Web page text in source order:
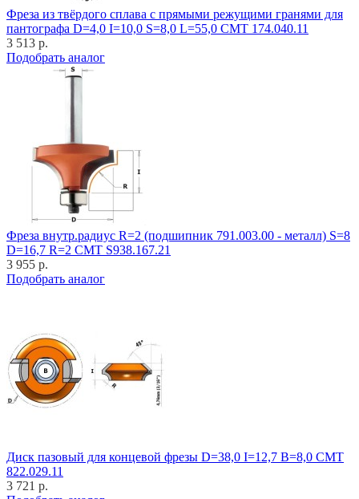
Фреза из твёрдого сплава с прямыми режущими гранями для
пантографа D=4,0 I=10,0 S=8,0 L=55,0 CMT 174.040.11
3 513 р.
Подобрать аналог
Фреза внутр.радиус R=2 (подшипник 791.003.00 - металл) S=8
D=16,7 R=2 CMT S938.167.21
3 955 р.
Подобрать аналог
Диск пазовый для концевой фрезы D=38,0 I=12,7 B=8,0 CMT
822.029.11
3 721 р.